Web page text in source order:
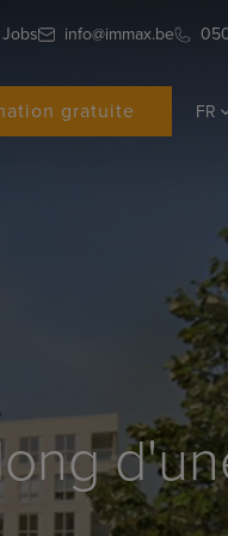
Jobs info@immax.be
gratuite FR